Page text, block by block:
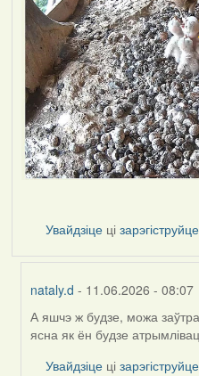
Увайдзіце ці
nataly.d - 11.06.2026 - 08:07
In
reply
А яшчэ ж будзе, можа
ясна як ён будзе
Увайдзіце ці